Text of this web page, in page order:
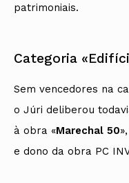
patrimoniais.
Categoria
Sem vencedores na
o Júri deliberou
à obra «Marechal 50
e dono da obra PC